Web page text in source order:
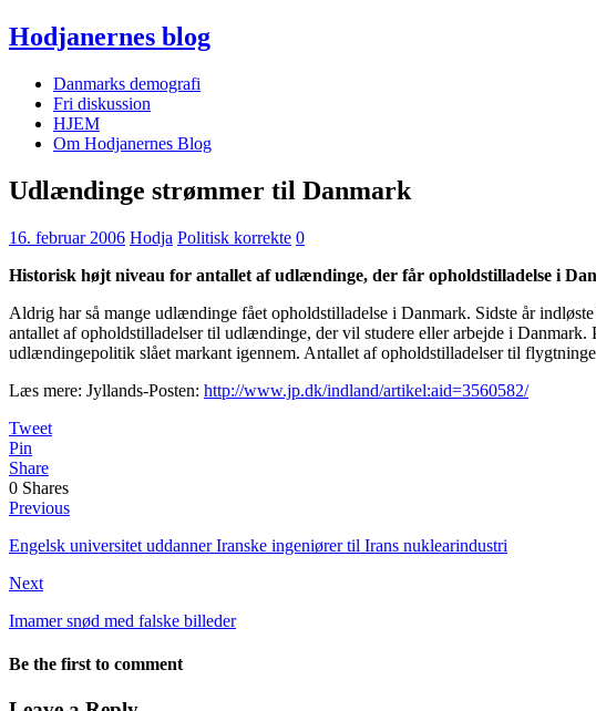
Hodjanernes blog
Danmarks demografi
Fri diskussion
HJEM
Om Hodjanernes Blog
Udlændinge strømmer til Danmark
16. februar 2006 Hodja Politisk korrekte 0
Historisk højt niveau for antallet af udlændinge, der får opholdstilladelse i
Aldrig har så mange udlændinge fået opholdstilladelse i Danmark. Sidste år
antallet af opholdstilladelser til udlændinge, der vil studere eller arbejde i
udlændingepolitik slået markant igennem. Antallet af opholdstilladelser til
Læs mere: Jyllands-Posten: http://www.jp.dk/indland/artikel:aid=3560582/
Tweet
Pin
Share
0 Shares
Previous
Engelsk universitet uddanner Iranske ingeniører til Irans nuklearindustri
Next
Imamer snød med falske billeder
Be the first to comment